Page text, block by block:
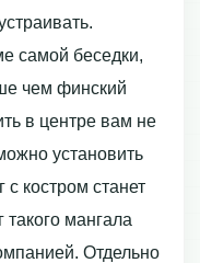
самой беседки,
чем финский
в центре вам не
установить
с костром станет
такого мангала
Отдельно